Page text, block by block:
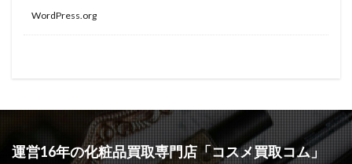
WordPress.org
運営16年の化粧品買取専門店「コスメ買取コム」